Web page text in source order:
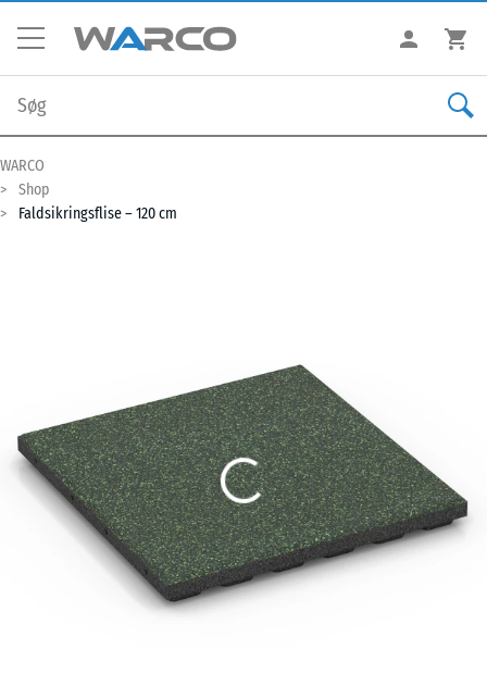
WARCO
Shop
Faldsikringsflise – 120 cm